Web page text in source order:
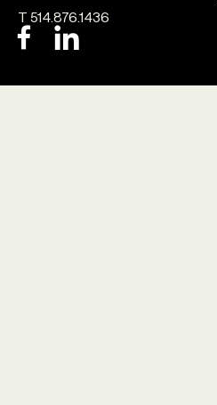
T 514.876.1436